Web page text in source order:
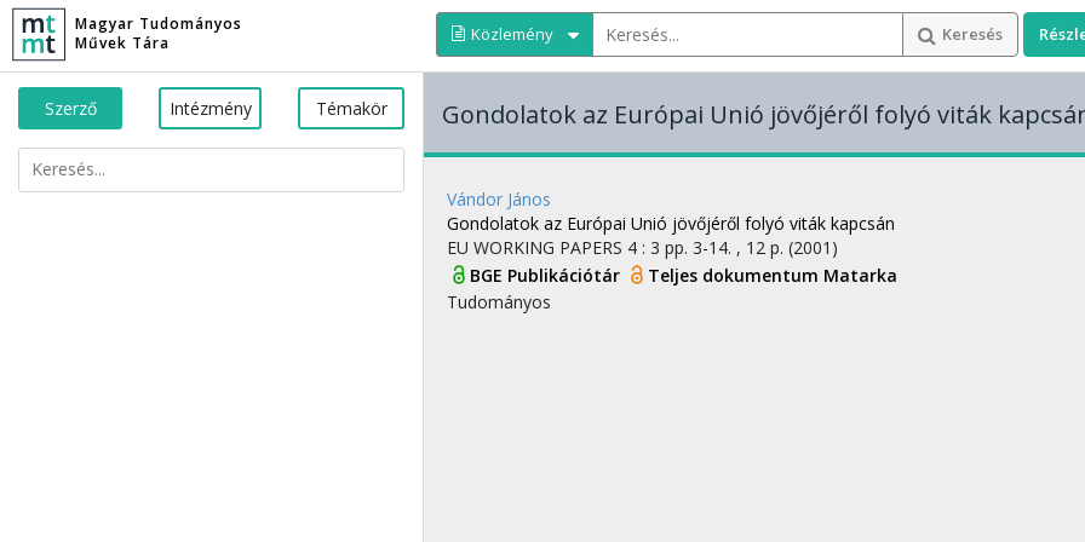
Magyar Tudományos
Művek Tára
Közlemény Keresés
Szerző Intézmény Témakör Gondolatok az Európai Unió jövőjéről folyó viták
Vándor János
Gondolatok az Európai Unió jövőjéről folyó viták kapcsán
EU WORKING PAPERS 4 : 3 pp. 3-14. , 12 p. (2001)
BGE Publikációtár
Teljes dokumentum Matarka
Tudományos